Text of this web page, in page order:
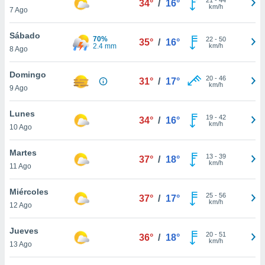
más
nuestra
y
de
disponible
cookies
aceptar
7 Ago
34° / 16°
km/h
Sábado
8 Ago
70%
2.4 mm
35° / 16° 22- 50
km/h
Domingo
9 Ago
31° / 17° 20- 46
km/h
Lunes
10 Ago
34° / 16° 19- 42
km/h
Martes
11 Ago
37° / 18° 13- 39
km/h
Miércoles
12 Ago
37° / 17° 25- 56
km/h
Jueves
13 Ago
36° / 18° 20- 51
km/h